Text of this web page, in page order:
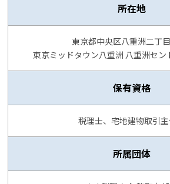
所在地
東京都中央区八重洲二丁
東京ミッドタウン八重洲 八重洲セ
保有資格
税理士、宅地建物取引
所属団体